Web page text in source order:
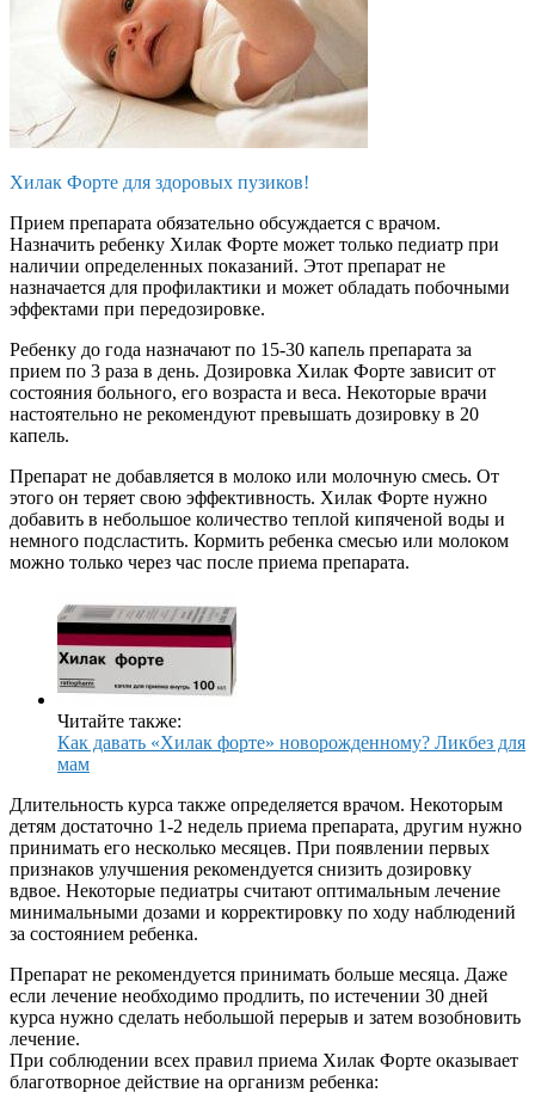
Хилак Форте для здоровых пузиков!
Прием препарата обязательно обсуждается с врачом.
Назначить ребенку Хилак Форте может только педиатр при
наличии определенных показаний. Этот препарат не
назначается для профилактики и может обладать побочными
эффектами при передозировке.
Ребенку до года назначают по 15-30 капель препарата за
прием по 3 раза в день. Дозировка Хилак Форте зависит от
состояния больного, его возраста и веса. Некоторые врачи
настоятельно не рекомендуют превышать дозировку в 20
капель.
Препарат не добавляется в молоко или молочную смесь. От
этого он теряет свою эффективность. Хилак Форте нужно
добавить в небольшое количество теплой кипяченой воды и
немного подсластить. Кормить ребенка смесью или молоком
можно только через час после приема препарата.
Читайте также:
Как давать «Хилак форте» новорожденному? Ликбез для
мам
Длительность курса также определяется врачом. Некоторым
детям достаточно 1-2 недель приема препарата, другим нужно
принимать его несколько месяцев. При появлении первых
признаков улучшения рекомендуется снизить дозировку
вдвое. Некоторые педиатры считают оптимальным лечение
минимальными дозами и корректировку по ходу наблюдений
за состоянием ребенка.
Препарат не рекомендуется принимать больше месяца. Даже
если лечение необходимо продлить, по истечении 30 дней
курса нужно сделать небольшой перерыв и затем возобновить
лечение.
При соблюдении всех правил приема Хилак Форте оказывает
благотворное действие на организм ребенка: